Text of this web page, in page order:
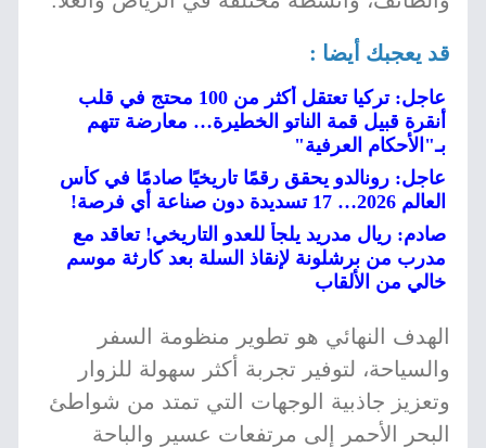
قد يعجبك أيضا :
عاجل: تركيا تعتقل أكثر من 100 محتج في قلب
أنقرة قبيل قمة الناتو الخطيرة… معارضة تتهم
بـ"الأحكام العرفية"
عاجل: رونالدو يحقق رقمًا تاريخيًا صادمًا في كأس
العالم 2026… 17 تسديدة دون صناعة أي فرصة!
صادم: ريال مدريد يلجأ للعدو التاريخي! تعاقد مع
مدرب من برشلونة لإنقاذ السلة بعد كارثة موسم
خالي من الألقاب
الهدف النهائي هو تطوير منظومة السفر
والسياحة، لتوفير تجربة أكثر سهولة للزوار
وتعزيز جاذبية الوجهات التي تمتد من شواطئ
البحر الأحمر إلى مرتفعات عسير والباحة